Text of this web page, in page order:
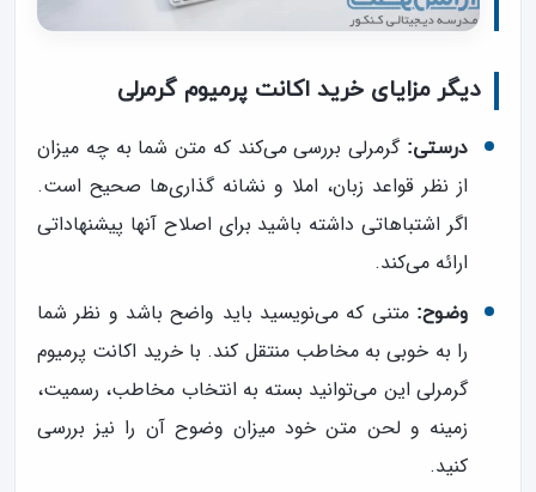
دیگر مزایای خرید اکانت پرمیوم گرمرلی
درستی: گرمرلی بررسی می‌کند که متن شما به چه میزان
از نظر قواعد زبان، املا و نشانه گذاری‌ها صحیح است.
اگر اشتباهاتی داشته باشید برای اصلاح آنها پیشنهاداتی
ارائه می‌کند.
وضوح: متنی که می‌نویسید باید واضح باشد و نظر شما
را به خوبی به مخاطب منتقل کند. با خرید اکانت پرمیوم
گرمرلی این می‌توانید بسته به انتخاب مخاطب، رسمیت،
زمینه و لحن متن خود میزان وضوح آن را نیز بررسی
کنید.